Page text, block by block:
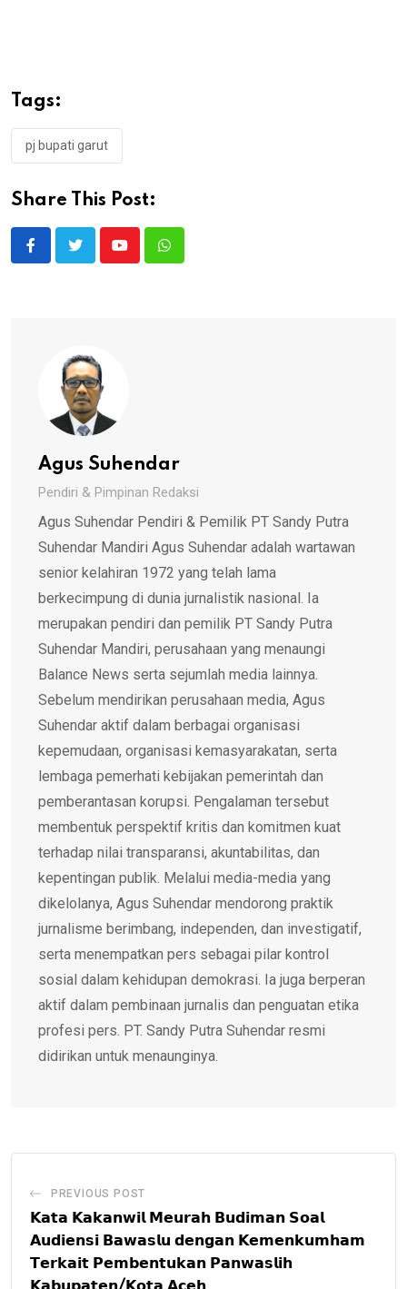
Tags:
pj bupati garut
Share This Post:
YoutubeWhatsapp
Agus Suhendar
Pendiri & Pimpinan Redaksi
Agus Suhendar Pendiri & Pemilik PT Sandy Putra
Suhendar Mandiri Agus Suhendar adalah wartawan
senior kelahiran 1972 yang telah lama
berkecimpung di dunia jurnalistik nasional. Ia
merupakan pendiri dan pemilik PT Sandy Putra
Suhendar Mandiri, perusahaan yang menaungi
Balance News serta sejumlah media lainnya.
Sebelum mendirikan perusahaan media, Agus
Suhendar aktif dalam berbagai organisasi
kepemudaan, organisasi kemasyarakatan, serta
lembaga pemerhati kebijakan pemerintah dan
pemberantasan korupsi. Pengalaman tersebut
membentuk perspektif kritis dan komitmen kuat
terhadap nilai transparansi, akuntabilitas, dan
kepentingan publik. Melalui media-media yang
dikelolanya, Agus Suhendar mendorong praktik
jurnalisme berimbang, independen, dan investigatif,
serta menempatkan pers sebagai pilar kontrol
sosial dalam kehidupan demokrasi. Ia juga berperan
aktif dalam pembinaan jurnalis dan penguatan etika
profesi pers. PT. Sandy Putra Suhendar resmi
didirikan untuk menaunginya.
PREVIOUS POST
𝗞𝗮𝘁𝗮 𝗞𝗮𝗸𝗮𝗻𝘄𝗶𝗹 𝗠𝗲𝘂𝗿𝗮𝗵 𝗕𝘂𝗱𝗶𝗺𝗮𝗻 𝗦𝗼𝗮𝗹
𝗔𝘂𝗱𝗶𝗲𝗻𝘀𝗶 𝗕𝗮𝘄𝗮𝘀𝗹𝘂 𝗱𝗲𝗻𝗴𝗮𝗻 𝗞𝗲𝗺𝗲𝗻𝗸𝘂𝗺𝗵𝗮𝗺
𝗧𝗲𝗿𝗸𝗮𝗶𝘁 𝗣𝗲𝗺𝗯𝗲𝗻𝘁𝘂𝗸𝗮𝗻 𝗣𝗮𝗻𝘄𝗮𝘀𝗹𝗶𝗵